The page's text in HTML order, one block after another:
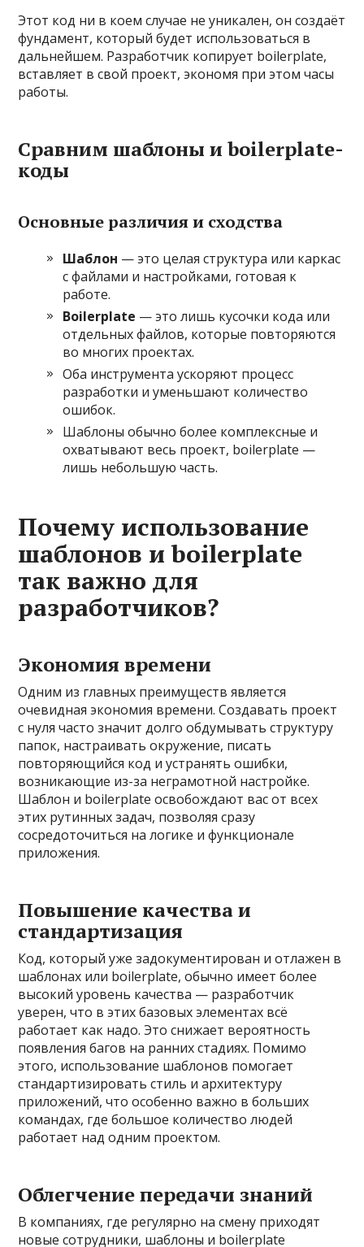
Этот код ни в коем случае не уникален, он создаёт
фундамент, который будет использоваться в
дальнейшем. Разработчик копирует boilerplate,
вставляет в свой проект, экономя при этом часы
работы.
Сравним шаблоны и boilerplate-
коды
Основные различия и сходства
Шаблон — это целая структура или каркас
с файлами и настройками, готовая к
работе.
Boilerplate — это лишь кусочки кода или
отдельных файлов, которые повторяются
во многих проектах.
Оба инструмента ускоряют процесс
разработки и уменьшают количество
ошибок.
Шаблоны обычно более комплексные и
охватывают весь проект, boilerplate —
лишь небольшую часть.
Почему использование
шаблонов и boilerplate
так важно для
разработчиков?
Экономия времени
Одним из главных преимуществ является
очевидная экономия времени. Создавать проект
с нуля часто значит долго обдумывать структуру
папок, настраивать окружение, писать
повторяющийся код и устранять ошибки,
возникающие из-за неграмотной настройке.
Шаблон и boilerplate освобождают вас от всех
этих рутинных задач, позволяя сразу
сосредоточиться на логике и функционале
приложения.
Повышение качества и
стандартизация
Код, который уже задокументирован и отлажен в
шаблонах или boilerplate, обычно имеет более
высокий уровень качества — разработчик
уверен, что в этих базовых элементах всё
работает как надо. Это снижает вероятность
появления багов на ранних стадиях. Помимо
этого, использование шаблонов помогает
стандартизировать стиль и архитектуру
приложений, что особенно важно в больших
командах, где большое количество людей
работает над одним проектом.
Облегчение передачи знаний
В компаниях, где регулярно на смену приходят
новые сотрудники, шаблоны и boilerplate